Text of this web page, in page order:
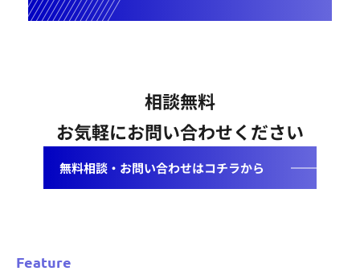
相談無料
お気軽にお問い合わせください
無料相談・お問い合わせはコチラから
Feature